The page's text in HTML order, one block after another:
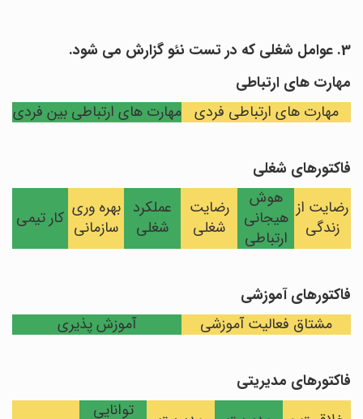
3. عوامل شغلی که در تست نئو گزارش می شود.
مهارت های ارتباطی
مهارت های ارتباطی فردی مهارت های ارتباطی بین فردی
فاکتورهای شغلی
رضایت از
زندگی
هوش
هیجانی
ارتباطی
رضایت
شغلی
عملکرد
شغلی
بهره وری
سازمانی کار تیمی
فاکتورهای آموزشی
مشتاق فعالیت آموزشی
آموزش پذیری
فاکتورهای مدیریتی
توانایی